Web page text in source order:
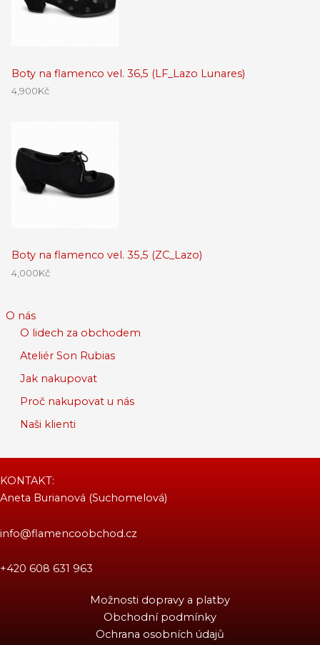
Boty na flamenco vel. 36,5 (LF_Lazo Lunares)
4,900Kč
Boty na flamenco vel. 35,5 (ZC_Lazo)
4,000Kč
O nás
O lidech za obchodem
Ateliér Son Rubias
Jak nakupovat
Proč nakupovat u nás
Naši klienti
KONTAKT:
Aneta Burianová (Suchomelová)
info@flamencoobchod.cz
+420 608 631 963
Možnosti dopravy a platby
Obchodní podmínky
Ochrana osobních údajů